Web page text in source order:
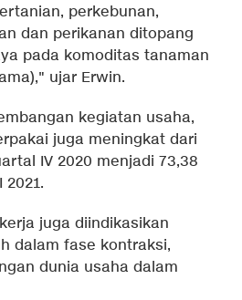
perkebunan,
dan perikanan ditopang
pada komoditas tanaman
ujar Erwin.
kegiatan usaha,
juga meningkat dari
IV 2020 menjadi 73,38
juga diindikasikan
dalam fase kontraksi,
dunia usaha dalam